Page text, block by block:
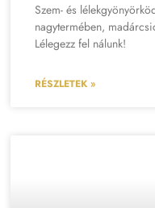
Szem- és
nagytermében,
Lélegezz fel nálunk!
RÉSZLETEK »